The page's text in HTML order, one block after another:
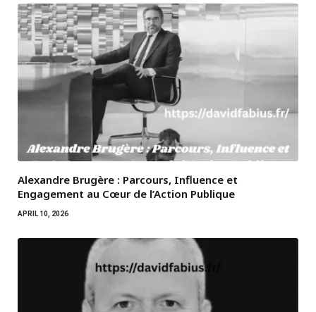
Alexandre Brugère : Parcours, Influence et
Engagement au Cœur de l’Action Publique
APRIL 10, 2026